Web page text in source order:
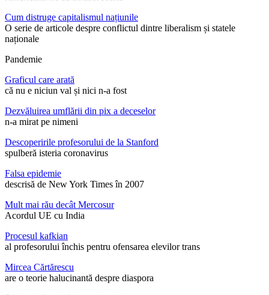
Cum distruge capitalismul națiunile
O serie de articole despre conflictul dintre liberalism și statele
naționale
Pandemie
Graficul care arată
că nu e niciun val și nici n-a fost
Dezvăluirea umflării din pix a deceselor
n-a mirat pe nimeni
Descoperirile profesorului de la Stanford
spulberă isteria coronavirus
Falsa epidemie
descrisă de New York Times în 2007
Mult mai rău decât Mercosur
Acordul UE cu India
Procesul kafkian
al profesorului închis pentru ofensarea elevilor trans
Mircea Cărtărescu
are o teorie halucinantă despre diaspora